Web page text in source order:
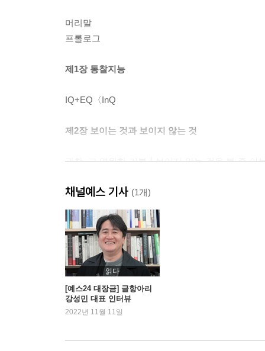
머리말
프롤로그
제1장 통찰지능
IQ+EQ〈InQ
제2장 보이는 것과 보이지 않는 것
관찰, 그 영원한 기본┃보이지 않는 것을 볼 줄 아
제3장 인간이 보이지 않는 것에 취약한 이유
아이 오래된 설사에 약을 주지 않는 의사 선생님┃
있네?┃만족 사고: 사람들이 사주팔자를 보러 가
제4장 보이지 않는 것을 보지 못하는 사람
담석과 가족성 고콜레스테롤혈증이 의심되어 유
채널예스 기사 (1개)
읽다
[예스24 대장금] 글항아리
강성민 대표 인터뷰
2022년 11월 11일